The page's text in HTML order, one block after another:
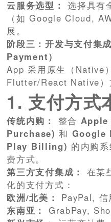
云服务选型：
选择具有
（如 Google Cloud,
展。
阶段三：开发与支付集
Payment）
App 采用原生（Native
Flutter/React Native）
1. 支付方式
传统内购： 整合
Purchase) 和 Google
Play Billing) 的内购
费方式。
第三方支付集成：
在某
化的支付方式：
欧洲/北美：
PayPal, 信
东南亚：
GrabPay,